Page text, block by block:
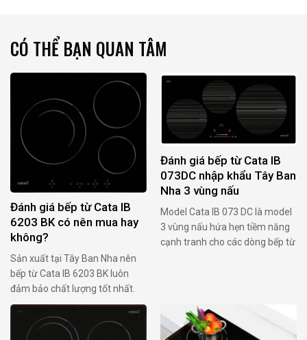
CÓ THỂ BẠN QUAN TÂM
Đánh giá bếp từ Cata IB
6203 BK có nên mua hay
không?
Sản xuất tại Tây Ban Nha nên
bếp từ Cata IB 6203 BK luôn
đảm bảo chất lượng tốt nhất.
Hãy cùng Beptugiovani.info
tham khảo bài đánh giá bếp từ
Cata IB 6203 BK dưới đây để
Đánh giá bếp từ Cata IB
073DC nhập khẩu Tây Ban
Nha 3 vùng nấu
Model Cata IB 073 DC là model
3 vùng nấu hứa hẹn tiềm năng
cạnh tranh cho các dòng bếp từ
từ Cata IB 073DC và cung …